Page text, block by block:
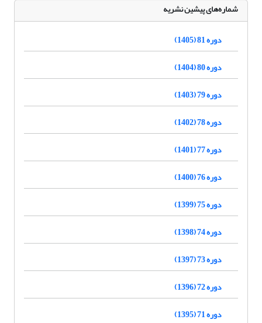
شماره‌های پیشین نشریه
دوره 81 (1405)
دوره 80 (1404)
دوره 79 (1403)
دوره 78 (1402)
دوره 77 (1401)
دوره 76 (1400)
دوره 75 (1399)
دوره 74 (1398)
دوره 73 (1397)
دوره 72 (1396)
دوره 71 (1395)